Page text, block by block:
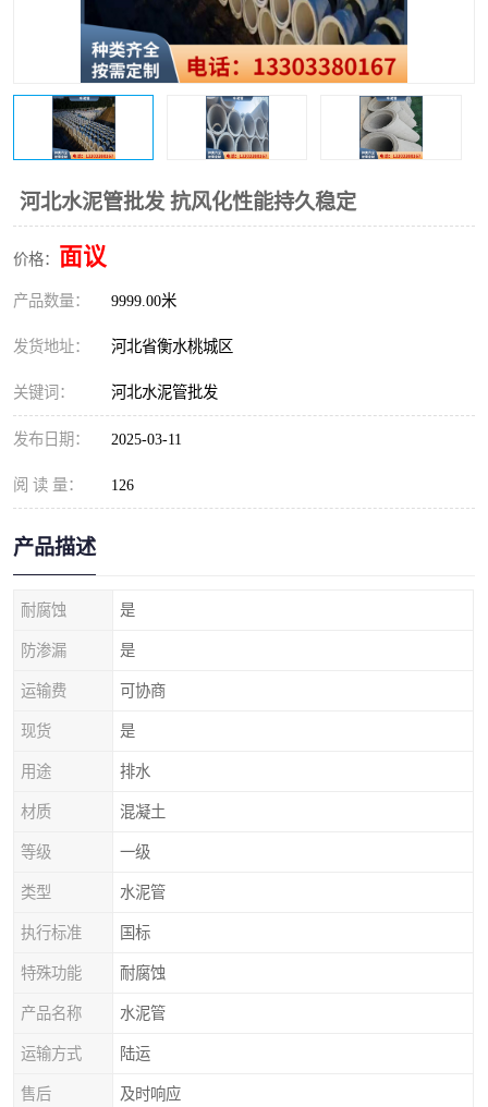
河北水泥管批发 抗风化性能持久稳定
价格： 面议
产品数量： 9999.00米
发货地址： 河北省衡水桃城区
关键词： 河北水泥管批发
发布日期： 2025-03-11
阅 读 量： 126
产品描述
耐腐蚀 是
防渗漏 是
运输费 可协商
现货 是
用途 排水
材质 混凝土
等级 一级
类型 水泥管
执行标准 国标
特殊功能 耐腐蚀
产品名称 水泥管
运输方式 陆运
售后 及时响应